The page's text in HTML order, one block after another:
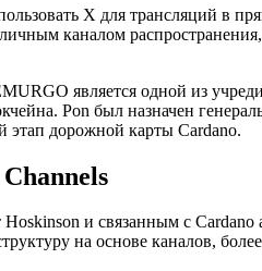
X для трансляций в
каналом
является одной из
Pon был назначен
этап дорожной карты Cardano.
и связанным с
на основе каналов,